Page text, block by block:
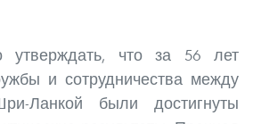
утверждать, что за 56 лет
и сотрудничества между
Ланкой были достигнуты